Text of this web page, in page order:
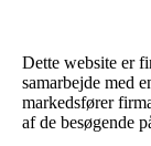
Dette website er
samarbejde med
markedsfører
af de besøgende